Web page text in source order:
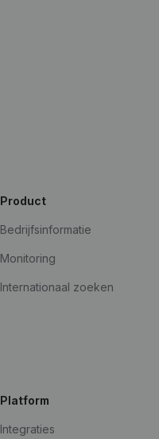
Product
Bedrijfsinformatie
Monitoring
Internationaal zoeken
Platform
Integraties